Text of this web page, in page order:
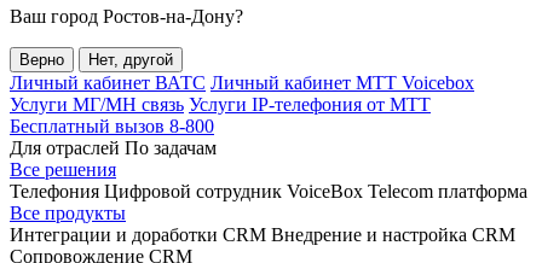
Ваш город Ростов-на-Дону?
Верно Нет, другой
Личный кабинет ВАТС Личный кабинет МТТ Voicebox
Услуги МГ/МН связь Услуги IP-телефония от МТТ
Бесплатный вызов 8-800
Для отраслей По задачам
Все решения
Телефония Цифровой сотрудник VoiceBox Telecom платформа
Все продукты
Интеграции и доработки CRM Внедрение и настройка CRM
Сопровождение CRM